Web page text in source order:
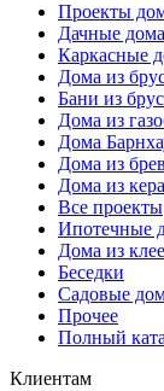
Проекты
Дачные дома
Каркасные
Дома из
Бани из
Дома из
Дома
Дома из
Дома из
Все проекты
Ипотечные
Дома из
Беседки
Садовые
Прочее
Полный
Клиентам